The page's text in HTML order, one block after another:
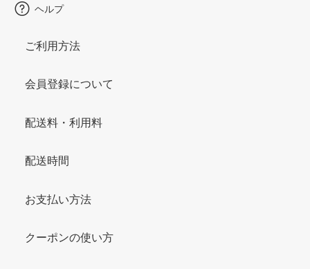
ヘルプ
ご利用方法
会員登録について
配送料・利用料
配送時間
お支払い方法
クーポンの使い方